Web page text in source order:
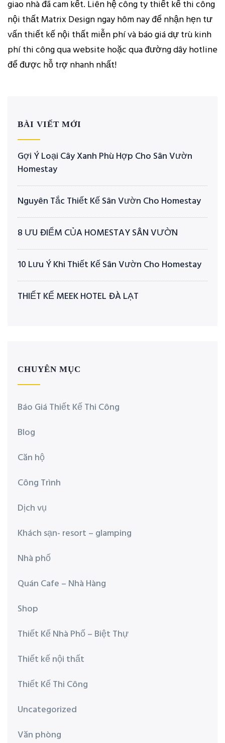
giao nhà đã cam kết. Liên hệ công ty thiết kế thi công
nội thất Matrix Design ngay hôm nay để nhận hẹn tư
vấn thiết kế nội thất miễn phí và báo giá dự trù kinh
phí thi công qua website hoặc qua đường dây hotline
để được hỗ trợ nhanh nhất!
BÀI VIẾT MỚI
Gợi Ý Loại Cây Xanh Phù Hợp Cho Sân Vườn
Homestay
Nguyên Tắc Thiết Kế Sân Vườn Cho Homestay
8 ƯU ĐIỂM CỦA HOMESTAY SÂN VƯỜN
10 Lưu Ý Khi Thiết Kế Sân Vườn Cho Homestay
THIẾT KẾ MEEK HOTEL ĐÀ LẠT
CHUYÊN MỤC
Báo Giá Thiết Kế Thi Công
Blog
Căn hộ
Công Trình
Dịch vụ
Khách sạn- resort – glamping
Nhà phố
Quán Cafe – Nhà Hàng
Shop
Thiết Kế Nhà Phố – Biệt Thự
Thiết kế nội thất
Thiết Kế Thi Công
Uncategorized
Văn phòng